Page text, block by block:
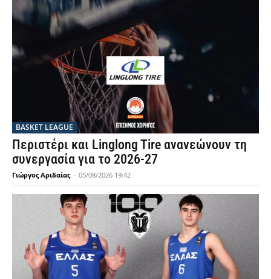
BASKET LEAGUE
Περιστέρι και Linglong Tire ανανεώνουν τη
συνεργασία για το 2026-27
Γιώργος Αριδαίας - 05/08/2026 19:42